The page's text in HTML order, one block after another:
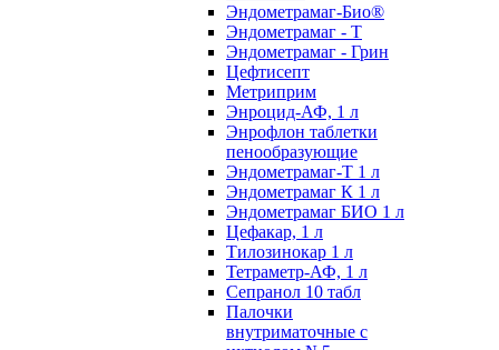
Эндометрамаг-Био®
Эндометрамаг - Т
Эндометрамаг - Грин
Цефтисепт
Метриприм
Энроцид-АФ, 1 л
Энрофлон таблетки
пенообразующие
Эндометрамаг-Т 1 л
Эндометрамаг К 1 л
Эндометрамаг БИО 1 л
Цефакар, 1 л
Тилозинокар 1 л
Тетраметр-АФ, 1 л
Сепранол 10 табл
Палочки
внутриматочные с